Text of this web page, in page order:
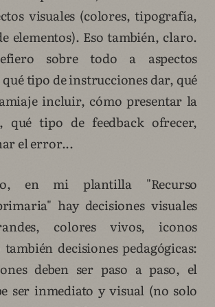
visuales (colores, tipografía,
elementos). Eso también, claro.
sobre todo a aspectos
tipo de instrucciones dar, qué
incluir, cómo presentar la
qué tipo de feedback ofrecer,
el error...
en mi plantilla "Recurso
hay decisiones visuales
colores vivos, iconos
decisiones pedagógicas:
deben ser paso a paso, el
ser inmediato y visual (no solo